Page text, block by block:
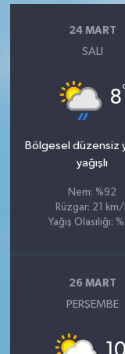
24 MART
SALI
8
Bölgesel düzensiz
yağışlı
Nem: %92
Rüzgar: 21 km/
Yağış Olasılığı:
26 MART
PERŞEMBE